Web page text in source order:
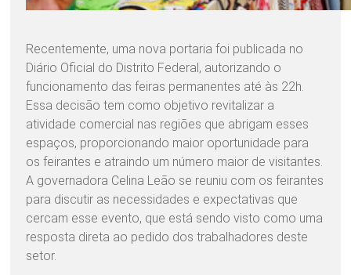
Recentemente, uma nova portaria foi publicada no
Diário Oficial do Distrito Federal, autorizando o
funcionamento das feiras permanentes até às 22h.
Essa decisão tem como objetivo revitalizar a
atividade comercial nas regiões que abrigam esses
espaços, proporcionando maior oportunidade para
os feirantes e atraindo um número maior de visitantes.
A governadora Celina Leão se reuniu com os feirantes
para discutir as necessidades e expectativas que
cercam esse evento, que está sendo visto como uma
resposta direta ao pedido dos trabalhadores deste
setor.